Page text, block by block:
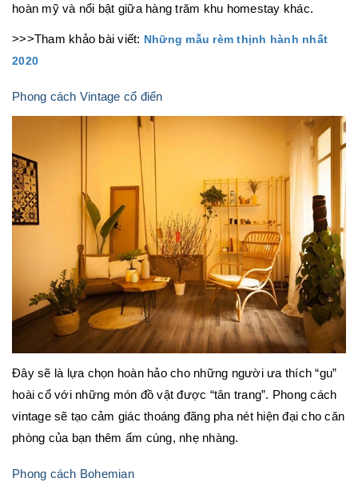
hoàn mỹ và nổi bật giữa hàng trăm khu homestay khác.
>>>Tham khảo bài viết: Những mẫu rèm thịnh hành nhất
2020
Phong cách Vintage cổ điển
Đây sẽ là lựa chọn hoàn hảo cho những người ưa thích “gu”
hoài cổ với những món đồ vật được “tân trang”. Phong cách
vintage sẽ tạo cảm giác thoáng đãng pha nét hiện đại cho căn
phòng của bạn thêm ấm cúng, nhẹ nhàng.
Phong cách Bohemian